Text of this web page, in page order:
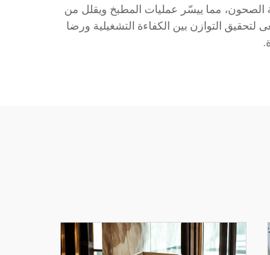
الصحون، مما ييسّر عمليات المطبخ ويقلل من
لتحقيق التوازن بين الكفاءة التشغيلية ورضا